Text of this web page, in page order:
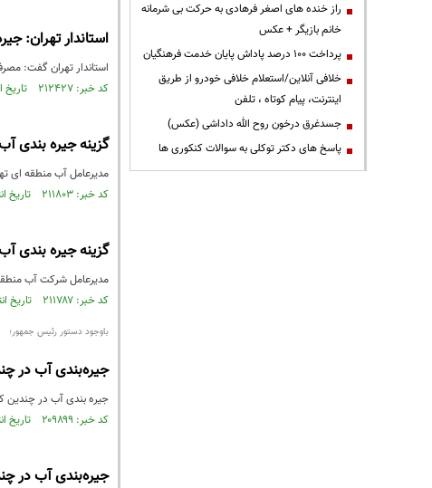
استاندار تهران:
استاندار تهران گفت:
کد خبر: ۲۱۲۴۲۷ تاریخ انتشار : ۱۳۹۳/۰۴/۲۱
گزینه جیره بندی
مدیرعامل آب منطقه ای
کد خبر: ۲۱۱۸۰۳ تاریخ انتشار : ۱۳۹۳/۰۴/۱۷
گزینه جیره بندی
مدیرعامل شرکت آب منطقه
کد خبر: ۲۱۱۷۸۷ تاریخ انتشار : ۱۳۹۳/۰۴/۱۷
باوجود دستور رئیس جمهور؛
جیره‌بندی آب در
جیره بندی آب در چندین
کد خبر: ۲۰۹۸۹۹ تاریخ انتشار : ۱۳۹۳/۰۴/۰۴
جیره‌بندی آب در
راز خنده های اصغر فرهادی به حرکت بی شرمانه
خانم بازیگر + عکس
پرداخت ۱۰۰ درصد پاداش پایان خدمت فرهنگیان
خلافی آنلاین/استعلام خلافی خودرو از طریق
اینترنت، پیام کوتاه ، تلفن
جسدغرق درخون روح الله داداشی (عکس)
پاسخ های دکتر توکلی به سوالات کنکوری ها